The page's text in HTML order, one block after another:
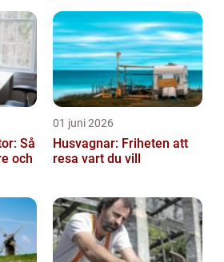
Så
och
01 juni 2026
Husvagnar: Friheten att
resa vart du vill